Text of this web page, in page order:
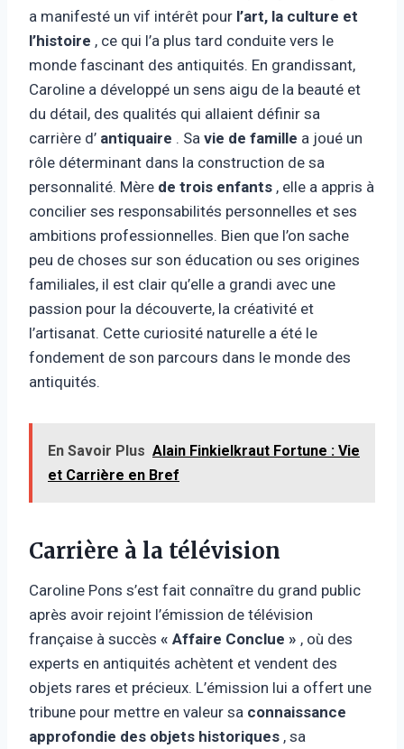
a manifesté un vif intérêt pour l’art, la culture et
l’histoire , ce qui l’a plus tard conduite vers le
monde fascinant des antiquités. En grandissant,
Caroline a développé un sens aigu de la beauté et
du détail, des qualités qui allaient définir sa
carrière d’ antiquaire . Sa vie de famille a joué un
rôle déterminant dans la construction de sa
personnalité. Mère de trois enfants , elle a appris à
concilier ses responsabilités personnelles et ses
ambitions professionnelles. Bien que l’on sache
peu de choses sur son éducation ou ses origines
familiales, il est clair qu’elle a grandi avec une
passion pour la découverte, la créativité et
l’artisanat. Cette curiosité naturelle a été le
fondement de son parcours dans le monde des
antiquités.
En Savoir Plus Alain Finkielkraut Fortune : Vie
et Carrière en Bref
Carrière à la télévision
Caroline Pons s’est fait connaître du grand public
après avoir rejoint l’émission de télévision
française à succès « Affaire Conclue » , où des
experts en antiquités achètent et vendent des
objets rares et précieux. L’émission lui a offert une
tribune pour mettre en valeur sa connaissance
approfondie des objets historiques , sa